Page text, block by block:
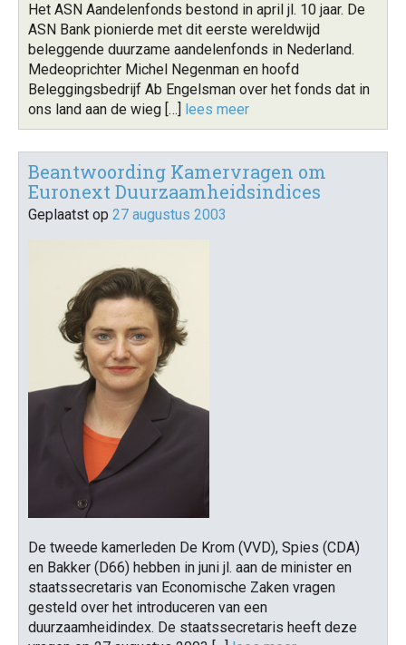
Het ASN Aandelenfonds bestond in april jl. 10 jaar. De
ASN Bank pionierde met dit eerste wereldwijd
beleggende duurzame aandelenfonds in Nederland.
Medeoprichter Michel Negenman en hoofd
Beleggingsbedrijf Ab Engelsman over het fonds dat in
ons land aan de wieg […] lees meer
Beantwoording Kamervragen om
Euronext Duurzaamheidsindices
Geplaatst op 27 augustus 2003
De tweede kamerleden De Krom (VVD), Spies (CDA)
en Bakker (D66) hebben in juni jl. aan de minister en
staatssecretaris van Economische Zaken vragen
gesteld over het introduceren van een
duurzaamheidindex. De staatssecretaris heeft deze